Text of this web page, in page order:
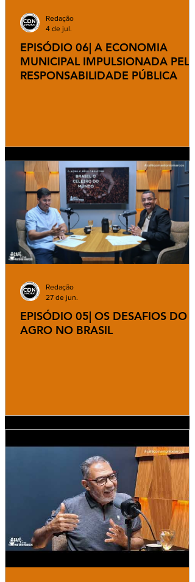
EPISÓDIO 06| A ECONOMIA
MUNICIPAL IMPULSIONADA PELA
RESPONSABILIDADE PÚBLICA
Redação
4 de jul.
EPISÓDIO 05| OS DESAFIOS DO
AGRO NO BRASIL
Redação
27 de jun.